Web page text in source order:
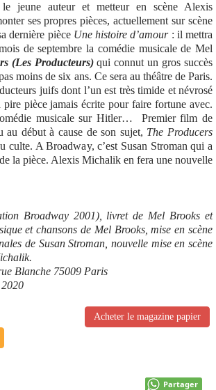
jeune auteur et metteur en scène Alexis
ses propres pièces, actuellement sur scène
dernière pièce Une histoire d’amour: il mettra
de septembre la comédie musicale de Mel
(Les Producteurs)qui connut un gros succès
moins de six ans. Ce sera au théâtre de Paris.
juifs dont l’un est très timide et névrosé
pire pièce jamais écrite pour faire fortune avec.
musicale sur Hitler… Premier film de
début à cause de son sujet, The Producers
culte. A Broadway, c’est Susan Stroman qui a
la pièce. Alexis Michalik en fera une nouvelle
Broadway 2001), livret de Mel Brooks et
et chansons de Mel Brooks, mise en scène
de Susan Stroman, nouvelle mise en scène
Blanche 75009 Paris
Acheter le magazine papier
Partager